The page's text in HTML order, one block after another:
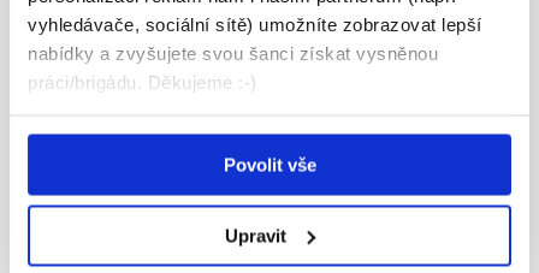
vyhledávače, sociální sítě) umožníte zobrazovat lepší
nabídky a zvyšujete svou šanci získat vysněnou
práci/brigádu. Děkujeme :-)
Povolit vše
Upravit
Montážní pracovník - DVĚ SMĚNY
(M/Ž) (A14200)
30 000 - 35 000 Kč/měs.
HOFMANN WIZARD s.r.o. • Brno
05.08.2026